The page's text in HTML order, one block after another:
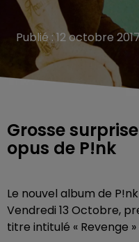
Publié : 12 octobre
Grosse
opus de P!nk
Le nouvel album de
Vendredi 13 Octobre,
titre intitulé « Revenge